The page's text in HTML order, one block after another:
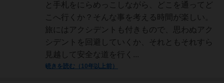
と手札をにらめっこしながら、どこを通ってど
こへ行くか？そんな事を考える時間が楽しい。
旅にはアクシデントも付きもので、思わぬアク
シデントを回避していくか、それともそれすら
見越して安全な道を行く...
続きを読む（10年以上前）